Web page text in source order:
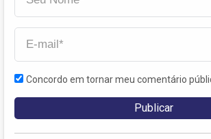
Concordo em tornar meu comentário